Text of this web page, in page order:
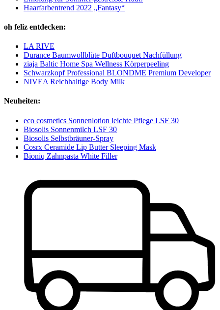
Haarfarbentrend 2022 „Fantasy“
oh feliz entdecken:
LA RIVE
Durance Baumwollblüte Duftbouquet Nachfüllung
ziaja Baltic Home Spa Wellness Körperpeeling
Schwarzkopf Professional BLONDME Premium Developer
NIVEA Reichhaltige Body Milk
Neuheiten:
eco cosmetics Sonnenlotion leichte Pflege LSF 30
Biosolis Sonnenmilch LSF 30
Biosolis Selbstbräuner-Spray
Cosrx Ceramide Lip Butter Sleeping Mask
Bioniq Zahnpasta White Filler